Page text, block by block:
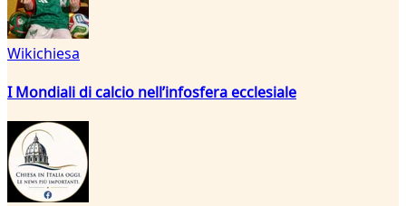
Wikichiesa
I Mondiali di calcio nell’infosfera ecclesiale